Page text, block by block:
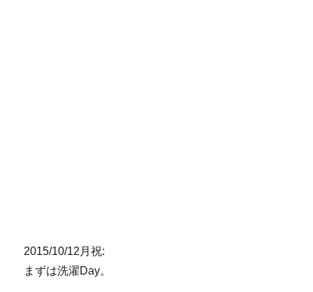
2015/10/12月祝:
まずは洗濯Day。